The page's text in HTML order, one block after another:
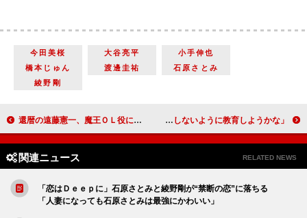
今田美桜 大谷亮平
小手伸也
橋本じゅん
渡邊圭祐
石原さとみ
綾野剛
還暦の遠藤憲一、魔王ＯＬ役に戸惑い 「とっぴな役を頂けることがうれしかった」 市川海老蔵、初めての京都での親子共演 息子・勸玄に「色事をしないように教育しようかな」
関連ニュース RELATED NEWS
「恋はＤｅｅｐに」石原さとみと綾野剛が“禁断の恋”に落ちる
「人妻になっても石原さとみは最強にかわいい」